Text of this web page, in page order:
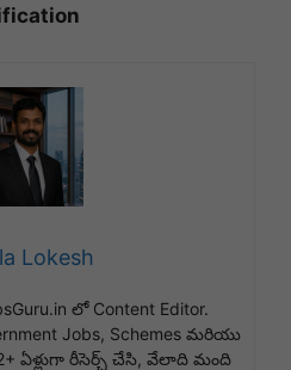
Lokesh
లో Content Editor.
Jobs, Schemes మరియు
2+ ఏళ్లుగా రీసెర్చ్ చేసి, వేలాది మంది